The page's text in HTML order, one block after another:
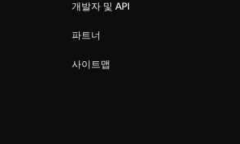
개발자 및 API
파트너
사이트맵